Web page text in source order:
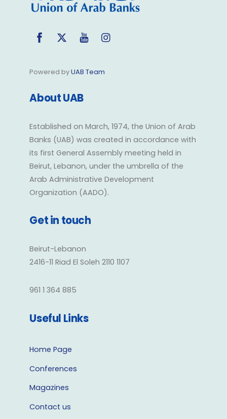
Facebook
Twitter YouTube
Powered byUAB Team
About UAB
Established on March, 1974, the Union of Arab
Banks (UAB) was created in accordance with
its first General Assembly meeting held in
Beirut, Lebanon, under the umbrella of the
Arab Administrative Development
Organization (AADO).
Get in touch
Beirut-Lebanon
2416-11 Riad El Soleh 2110 1107
961 1 364 885
Useful Links
Home Page
Conferences
Magazines
Contact us